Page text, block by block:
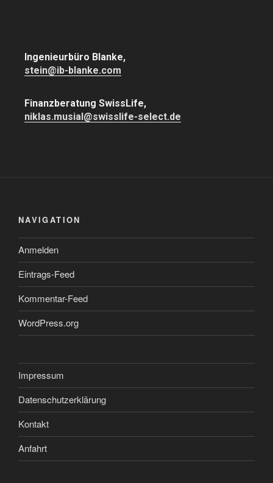
Ingenieurbüro Blanke,
stein@ib-blanke.com
Finanzberatung SwissLife,
niklas.musial@swisslife-select.de
NAVIGATION
Anmelden
Eintrags-Feed
Kommentar-Feed
WordPress.org
Impressum
Datenschutzerklärung
Kontakt
Anfahrt